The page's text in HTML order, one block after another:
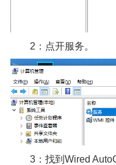
2：点开服务。
3：找到Wired